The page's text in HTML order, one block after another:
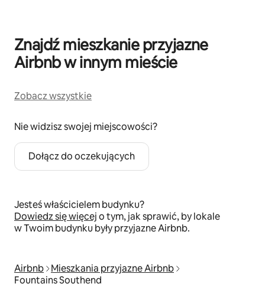
Znajdź mieszkanie przyjazne
Airbnb w innym mieście
Zobacz wszystkie
Nie widzisz swojej miejscowości?
Dołącz do oczekujących
Jesteś właścicielem budynku?
Dowiedz się więcejo tym, jak sprawić, by lokale
w Twoim budynku były przyjazne Airbnb.
Airbnb
Mieszkania przyjazne Airbnb
Fountains Southend